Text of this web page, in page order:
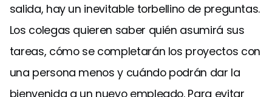
salida, hay un inevitable torbellino de preguntas.
Los colegas quieren saber quién asumirá sus
tareas, cómo se completarán los proyectos con
una persona menos y cuándo podrán dar la
bienvenida a un nuevo empleado. Para evitar